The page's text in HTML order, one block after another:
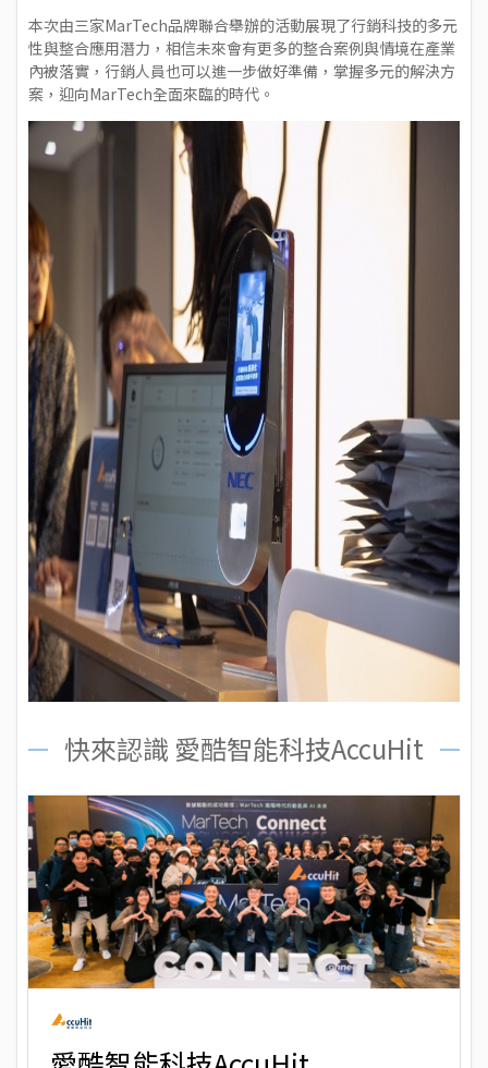
本次由三家MarTech品牌聯合舉辦的活動展現了行銷科技的多元
性與整合應用潛力，相信未來會有更多的整合案例與情境在產業
內被落實，行銷人員也可以進一步做好準備，掌握多元的解決方
案，迎向MarTech全面來臨的時代。
快來認識 愛酷智能科技AccuHit